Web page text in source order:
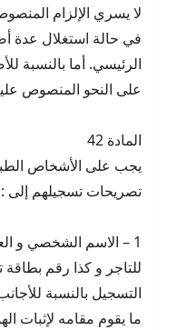
لا يسري الإلزام
في حالة استغلال عدة
الرئيسي. أما بالنسبة
على النحو المنصوص عليه
المادة 42
يجب على الأشخاص
تصريحات تسجيلهم إلى :
1 – الاسم الشخصي و
للتاجر و كذا رقم بطاقة
التسجيل بالنسبة
ما يقوم مقامه لإثبات